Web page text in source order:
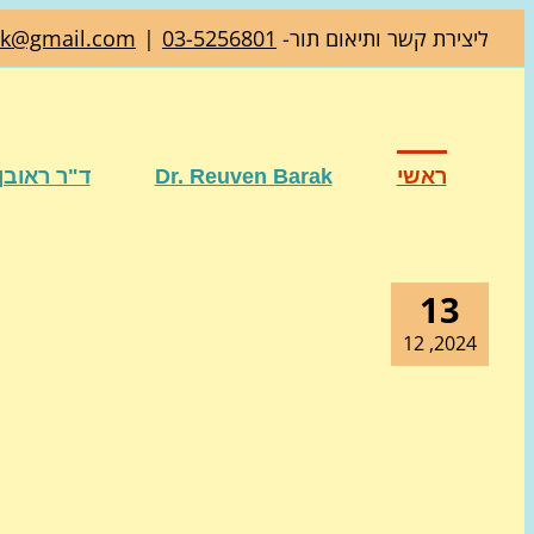
ליצירת קשר ותיאום תור- 03-5256801
|
ראשי Dr. Reuven Barak ד"ר
13
2024, 12